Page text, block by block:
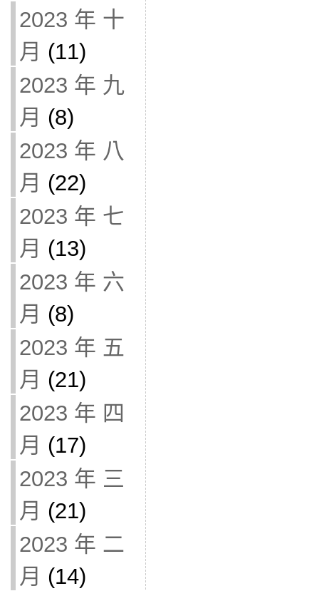
2023 年 十
月 (11)
2023 年 九
月 (8)
2023 年 八
月 (22)
2023 年 七
月 (13)
2023 年 六
月 (8)
2023 年 五
月 (21)
2023 年 四
月 (17)
2023 年 三
月 (21)
2023 年 二
月 (14)